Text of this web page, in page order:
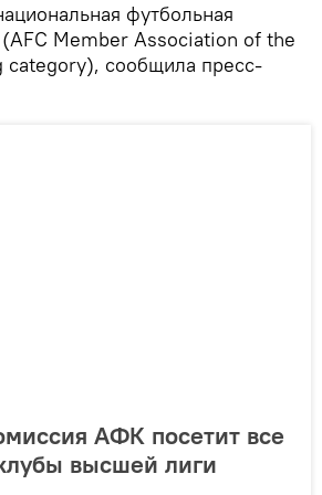
футбольная
(AFC Member Association of the
category), сообщила пресс-
АФК посетит все
высшей лиги